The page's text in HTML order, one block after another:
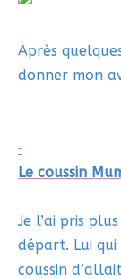
Après
donner mon
Le coussin
Je l’ai pris
départ. Lui
coussin